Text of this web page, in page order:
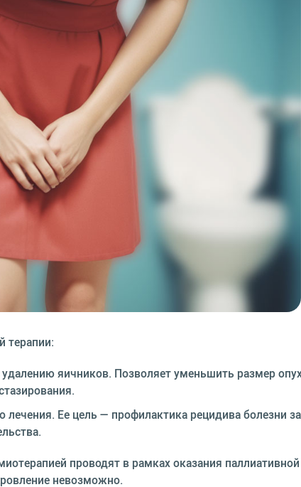
терапии:
яичников. Позволяет уменьшить размер
Ее цель — профилактика рецидива болезни
проводят в рамках оказания
невозможно.